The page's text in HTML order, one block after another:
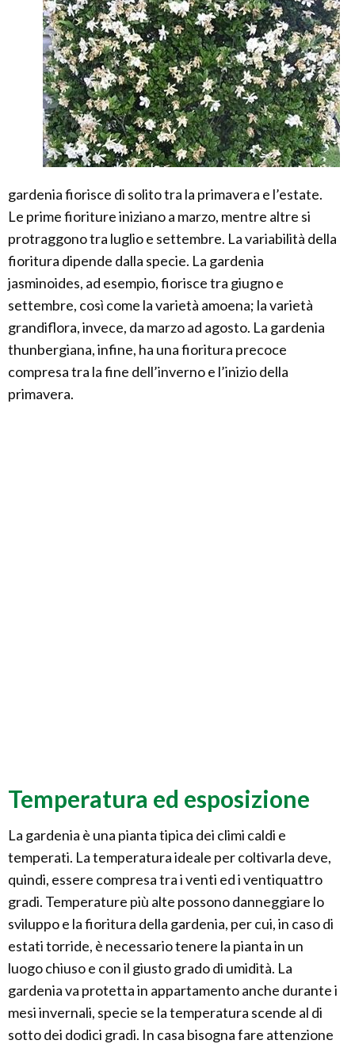
gardenia fiorisce di solito tra la primavera e l’estate.
Le prime fioriture iniziano a marzo, mentre altre si
protraggono tra luglio e settembre. La variabilità della
fioritura dipende dalla specie. La gardenia
jasminoides, ad esempio, fiorisce tra giugno e
settembre, così come la varietà amoena; la varietà
grandiflora, invece, da marzo ad agosto. La gardenia
thunbergiana, infine, ha una fioritura precoce
compresa tra la fine dell’inverno e l’inizio della
primavera.
Temperatura ed esposizione
La gardenia è una pianta tipica dei climi caldi e
temperati. La temperatura ideale per coltivarla deve,
quindi, essere compresa tra i venti ed i ventiquattro
gradi. Temperature più alte possono danneggiare lo
sviluppo e la fioritura della gardenia, per cui, in caso di
estati torride, è necessario tenere la pianta in un
luogo chiuso e con il giusto grado di umidità. La
gardenia va protetta in appartamento anche durante i
mesi invernali, specie se la temperatura scende al di
sotto dei dodici gradi. In casa bisogna fare attenzione